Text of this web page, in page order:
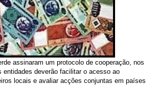
assinaram um protocolo de cooperação, nos
entidades deverão facilitar o acesso ao
locais e avaliar acções conjuntas em países